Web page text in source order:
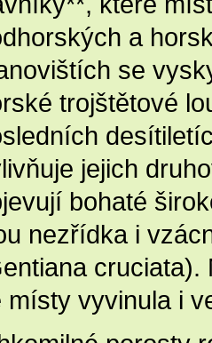
a
se
trojštětové
jejich
bohaté
nezřídka i
místy vyvinula i